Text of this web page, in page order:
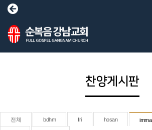
찬양게시판
전체 bdhm fri hosan imma